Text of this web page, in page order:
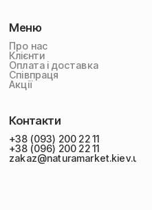
Меню
Про нас
Клієнти
Оплата і доставка
Співпраця
Акції
Контакти
+38 (093) 200 22 11
+38 (096) 200 22 11
zakaz@naturamarket.kiev.ua